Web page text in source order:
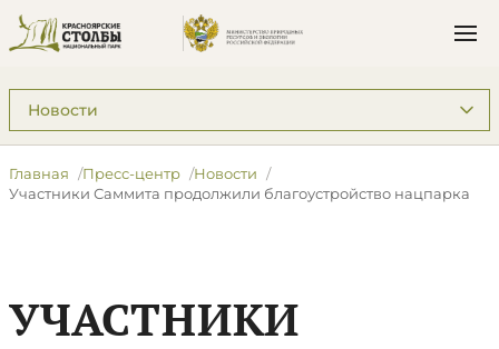
Подразделы: Пресс-центр
Главная Пресс-центр
Новости
Участники Саммита продолжили благоустройство нацпарка
УЧАСТНИКИ